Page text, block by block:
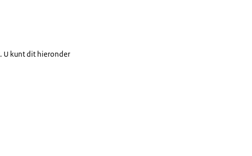
U kunt dit hieronder